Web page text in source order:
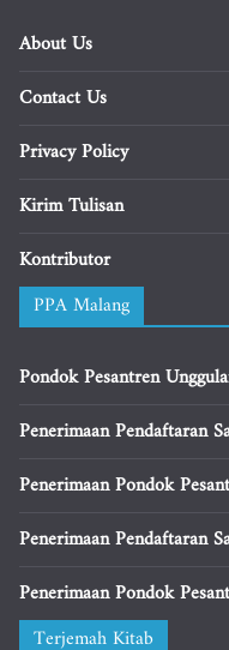
About Us
Contact Us
Privacy Policy
Kirim Tulisan
Kontributor
PPA Malang
Pondok Pesantren
Penerimaan Pendaftaran
Penerimaan Pondok
Penerimaan Pendaftaran
Penerimaan Pondok
Terjemah Kitab